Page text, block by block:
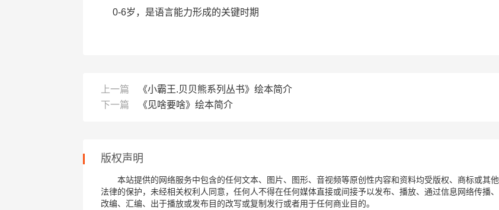
0-6岁，是语言能力形成的关键时期
上一篇
《小霸王.贝贝熊系列丛书》绘本简介
下一篇
《见啥要啥》绘本简介
版权声明
本站提供的网络服务中包含的任何文本、图片、图形、音视频等原创性内容和资料均受版权、商标或其他
法律的保护，未经相关权利人同意，任何人不得在任何媒体直接或间接予以发布、播放、通过信息网络传播、
改编、汇编、出于播放或发布目的改写或复制发行或者用于任何商业目的。